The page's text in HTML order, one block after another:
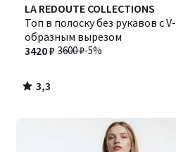
LA REDOUTE COLLECTIONS
Топ в полоску без рукавов с V-
образным вырезом
3600 ₽-5%
3420 ₽
3,3
/ 5
3,3
/